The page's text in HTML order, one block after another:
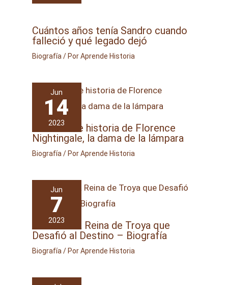
Cuántos años tenía Sandro cuando
falleció y qué legado dejó
Biografía / PorAprende Historia
Jun
14
2023
La increíble historia de Florence
Nightingale, la dama de la lámpara
Biografía / PorAprende Historia
Jun
7
2023
Hécuba: La Reina de Troya que
Desafió al Destino – Biografía
Biografía / PorAprende Historia